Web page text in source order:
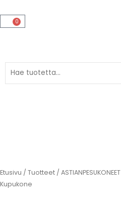
sisältöön
0
Cart
Search
Etusivu / Tuotteet / ASTIANPESUKONEET
Kupukone